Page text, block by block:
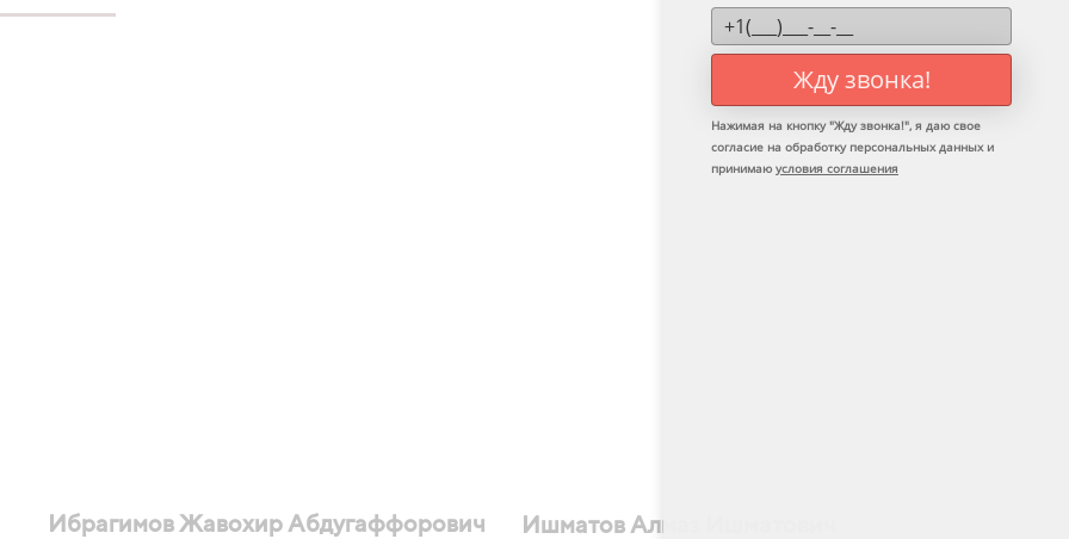
Ибрагимов Жавохир Абдугаффорович Ишматов Алмаз Ишматович
Жду звонка!
Нажимая на кнопку "Жду звонка!", я даю свое
согласие на обработку персональных данных и
принимаю условия соглашения